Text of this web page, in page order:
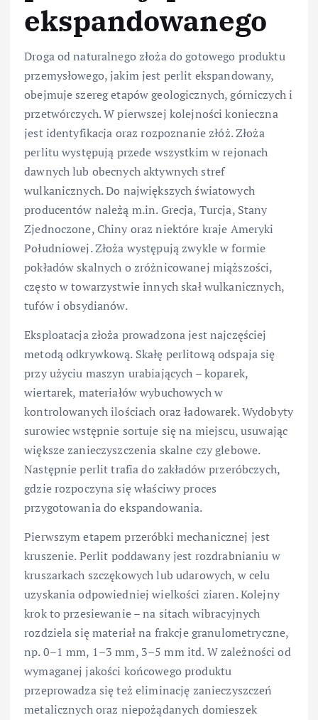
ekspandowanego
Droga od naturalnego złoża do gotowego produktu
przemysłowego, jakim jest perlit ekspandowany,
obejmuje szereg etapów geologicznych, górniczych i
przetwórczych. W pierwszej kolejności konieczna
jest identyfikacja oraz rozpoznanie złóż. Złoża
perlitu występują przede wszystkim w rejonach
dawnych lub obecnych aktywnych stref
wulkanicznych. Do największych światowych
producentów należą m.in. Grecja, Turcja, Stany
Zjednoczone, Chiny oraz niektóre kraje Ameryki
Południowej. Złoża występują zwykle w formie
pokładów skalnych o zróżnicowanej miąższości,
często w towarzystwie innych skał wulkanicznych,
tufów i obsydianów.
Eksploatacja złoża prowadzona jest najczęściej
metodą odkrywkową. Skałę perlitową odspaja się
przy użyciu maszyn urabiających – koparek,
wiertarek, materiałów wybuchowych w
kontrolowanych ilościach oraz ładowarek. Wydobyty
surowiec wstępnie sortuje się na miejscu, usuwając
większe zanieczyszczenia skalne czy glebowe.
Następnie perlit trafia do zakładów przeróbczych,
gdzie rozpoczyna się właściwy proces
przygotowania do ekspandowania.
Pierwszym etapem przeróbki mechanicznej jest
kruszenie. Perlit poddawany jest rozdrabnianiu w
kruszarkach szczękowych lub udarowych, w celu
uzyskania odpowiedniej wielkości ziaren. Kolejny
krok to przesiewanie – na sitach wibracyjnych
rozdziela się materiał na frakcje granulometryczne,
np. 0–1 mm, 1–3 mm, 3–5 mm itd. W zależności od
wymaganej jakości końcowego produktu
przeprowadza się też eliminację zanieczyszczeń
metalicznych oraz niepożądanych domieszek